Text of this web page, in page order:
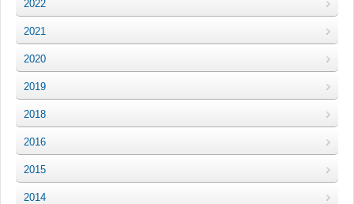
2022
2021
2020
2019
2018
2016
2015
2014